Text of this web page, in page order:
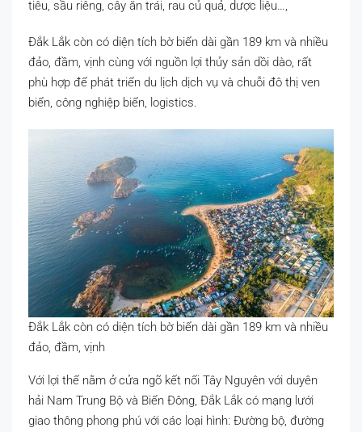
tiêu, sầu riêng, cây ăn trái, rau củ quả, dược liệu…,
Đắk Lắk còn có diện tích bờ biển dài gần 189 km và nhiều
đảo, đầm, vịnh cùng với nguồn lợi thủy sản dồi dào, rất
phù hợp để phát triển du lịch dịch vụ và chuỗi đô thị ven
biển, công nghiệp biển, logistics.
Đắk Lắk còn có diện tích bờ biển dài gần 189 km và nhiều
đảo, đầm, vịnh
Với lợi thế nằm ở cửa ngõ kết nối Tây Nguyên với duyên
hải Nam Trung Bộ và Biển Đông, Đắk Lắk có mạng lưới
giao thông phong phú với các loại hình: Đường bộ, đường